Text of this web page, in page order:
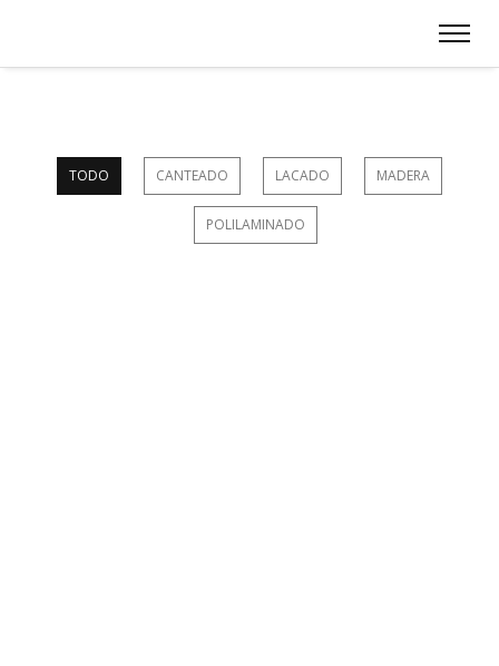
TODO CANTEADO LACADO MADERA
POLILAMINADO